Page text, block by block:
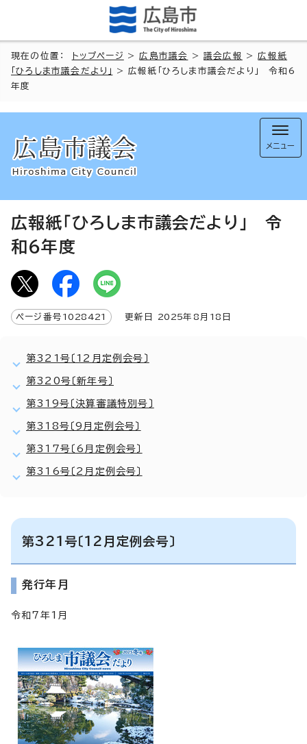
現在の位置： トップページ >広島市議会 >議会広報 >広報紙
「ひろしま市議会だより」
> 広報紙「ひろしま市議会だより」 令和6
年度
メニュー
広報紙「ひろしま市議会だより」 令
和6年度
ページ番号 1028421 更新日 2025年8月 18 日
第321号〔12月定例会号〕
第320号〔新年号〕
第319号〔決算審議特別号〕
第318号〔9月定例会号〕
第317号〔6月定例会号〕
第316号〔2月定例会号〕
第321号〔12月定例会号〕
発行年月
令和7年1月